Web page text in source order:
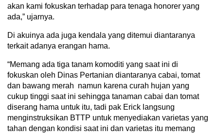
akan kami fokuskan terhadap para tenaga honorer yang
ada,” ujarnya.
Di akuinya ada juga kendala yang ditemui diantaranya
terkait adanya erangan hama.
“Memang ada tiga tanam komoditi yang saat ini di
fokuskan oleh Dinas Pertanian diantaranya cabai, tomat
dan bawang merah namun karena curah hujan yang
cukup tinggi saat ini sehingga tanaman cabai dan tomat
diserang hama untuk itu, tadi pak Erick langsung
menginstruksikan BTTP untuk menyediakan varietas yang
tahan dengan kondisi saat ini dan varietas itu memang